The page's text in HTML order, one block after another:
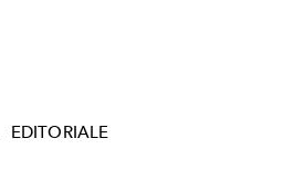
EDITORIALE